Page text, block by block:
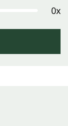
0x